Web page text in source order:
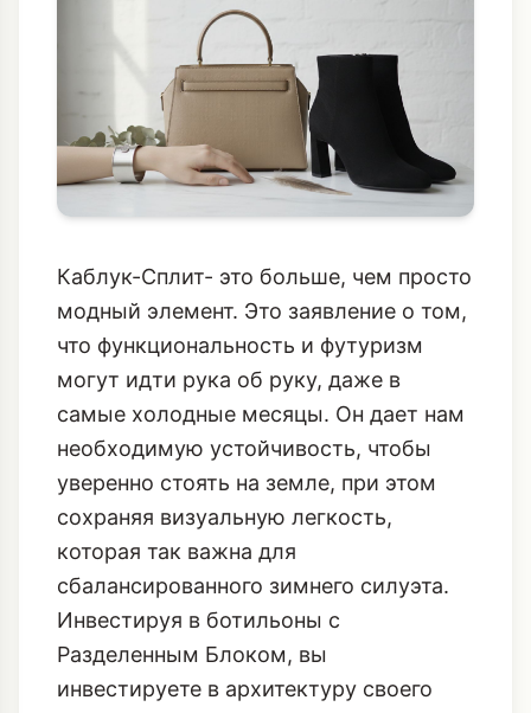
Каблук-Сплит- это больше, чем просто
модный элемент. Это заявление о том,
что функциональность и футуризм
могут идти рука об руку, даже в
самые холодные месяцы. Он дает нам
необходимую устойчивость, чтобы
уверенно стоять на земле, при этом
сохраняя визуальную легкость,
которая так важна для
сбалансированного зимнего силуэта.
Инвестируя в ботильоны с
Разделенным Блоком, вы
инвестируете в архитектуру своего